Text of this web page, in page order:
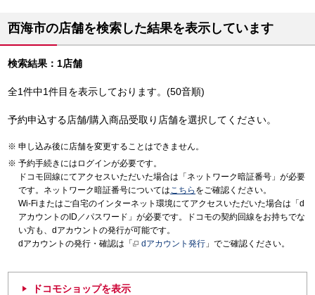
西海市の店舗を検索した結果を表示しています
検索結果：1店舗
全1件中1件目を表示しております。(50音順)
予約申込する店舗/購入商品受取り店舗を選択してください。
申し込み後に店舗を変更することはできません。
予約手続きにはログインが必要です。
ドコモ回線にてアクセスいただいた場合は「ネットワーク暗証番号」が必要
です。ネットワーク暗証番号についてはこちら をご確認ください。
Wi-Fiまたはご自宅のインターネット環境にてアクセスいただいた場合は「d
アカウントのID／パスワード」が必要です。ドコモの契約回線をお持ちでな
い方も、dアカウントの発行が可能です。
dアカウントの発行・確認は「
dアカウント発行 」でご確認ください。
ドコモショップを表示